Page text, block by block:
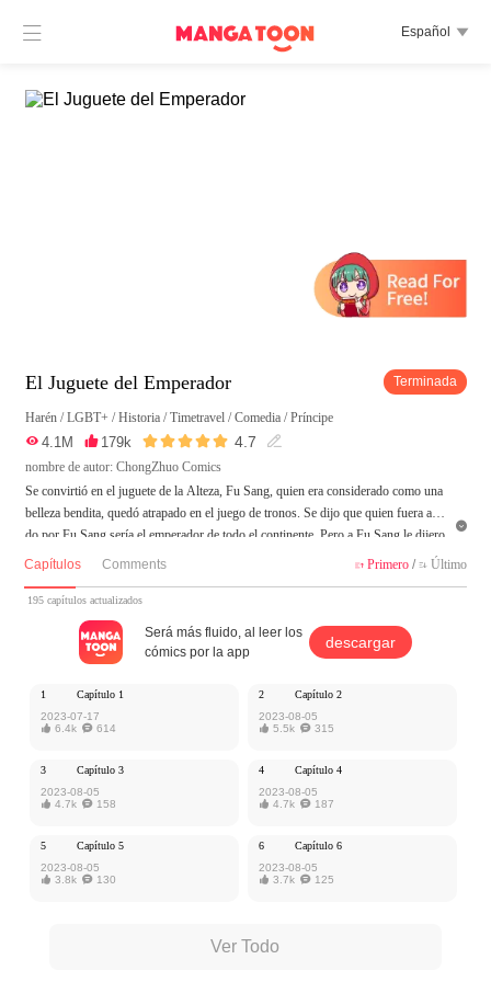
 Español 
El Juguete del Emperador Terminada
Harén /LGBT+ /Historia /Timetravel /Comedia /Príncipe
 4.1M  179k  4.7 
nombre de autor: ChongZhuo Comics
Se convirtió en el juguete de la Alteza, Fu Sang, quien era considerado como una
belleza bendita, quedó atrapado en el juego de tronos. Se dijo que quien fuera ama
do por Fu Sang sería el emperador de todo el continente. Pero a Fu Sang le dijero
n que solo encontrando al futuro Emperador podría volver a su mundo original. P
MangaToon tiene autorización de ChongZhuo Comics para publicar esa obra, el c
ontenido del mismo representa el punto de vista del autor, y no el de MangaToon.

Capítulos Comments  Primero/  Último
195 capítulos actualizados
Será más fluido, al leer los
cómics por la app
descargar
1
Capítulo 1
2023-07-17
 6.4k 614
2
Capítulo 2
2023-08-05
 5.5k 315
3
Capítulo 3
2023-08-05
 4.7k 158
4
Capítulo 4
2023-08-05
 4.7k 187
5
Capítulo 5
2023-08-05
 3.8k 130
6
Capítulo 6
2023-08-05
 3.7k 125
Ver Todo